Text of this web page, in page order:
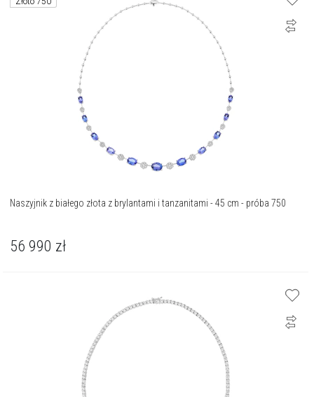
Naszyjnik z białego złota z brylantami i tanzanitami - 45 cm - próba 750
56 990 zł